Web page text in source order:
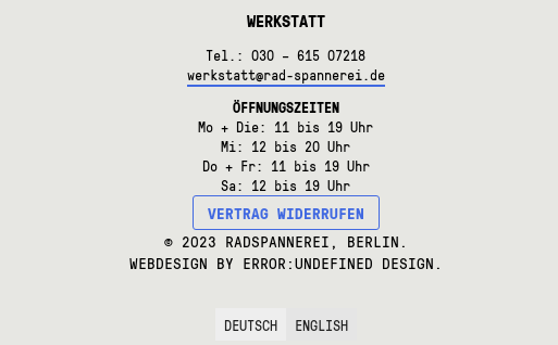
werden
WERKSTATT
Tel.: 030 – 615 07218
werkstatt@rad-spannerei.de
ÖFFNUNGSZEITEN
Mo + Die: 11 bis 19 Uhr
Mi: 12 bis 20 Uhr
Do + Fr: 11 bis 19 Uhr
Sa: 12 bis 19 Uhr
VERTRAG WIDERRUFEN
© 2023 RADSPANNEREI, BERLIN.
WEBDESIGN BY ERROR:UNDEFINED DESIGN .
DEUTSCH ENGLISH